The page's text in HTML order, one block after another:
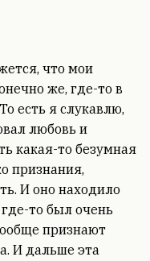
что мои
же, где-то в
есть я слукавлю,
любовь и
какая-то безумная
признания,
И оно находило
то был очень
признают
И дальше эта